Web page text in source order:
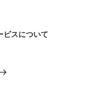
スについて